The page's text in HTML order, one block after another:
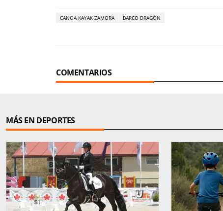
CANOA KAYAK ZAMORA BARCO DRAGÓN
COMENTARIOS
MÁS EN DEPORTES